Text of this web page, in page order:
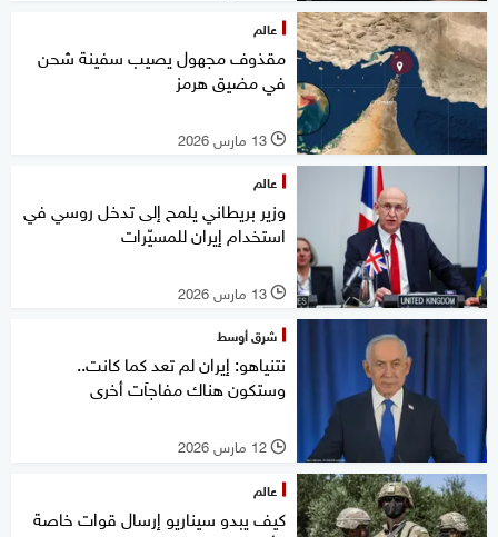
عالم
مقذوف مجهول يصيب سفينة شحن
في مضيق هرمز
l 13 مارس 2026
عالم
وزير بريطاني يلمح إلى تدخل روسي في
استخدام إيران للمسيّرات
l 13 مارس 2026
شرق أوسط
نتنياهو: إيران لم تعد كما كانت..
وستكون هناك مفاجآت أخرى
l 12 مارس 2026
عالم
كيف يبدو سيناريو إرسال قوات خاصة